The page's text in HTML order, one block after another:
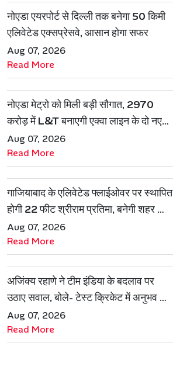
नोएडा एयरपोर्ट से दिल्ली तक बनेगा 50 किमी
एलिवेटेड एक्सप्रेसवे, आसान होगा सफर
Aug 07, 2026
Read More
नोएडा मेट्रो को मिली बड़ी सौगात, 2970
करोड़ में L&T बनाएगी एक्वा लाइन के दो नए
रूट
Aug 07, 2026
Read More
गाजियाबाद के एलिवेटेड फ्लाईओवर पर स्थापित
होगी 22 फीट श्रीराम प्रतिमा, बनेगी शहर की
नई पहचान
Aug 07, 2026
Read More
अजिंक्य रहाणे ने टीम इंडिया के बदलाव पर
उठाए सवाल, बोले- टेस्ट क्रिकेट में अनुभव की
जरूरत हमेशा रहेगी
Aug 07, 2026
Read More